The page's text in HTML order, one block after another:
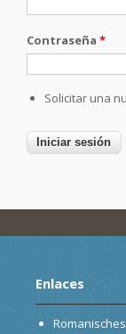
Contraseña *
Solicitar una
Enlaces